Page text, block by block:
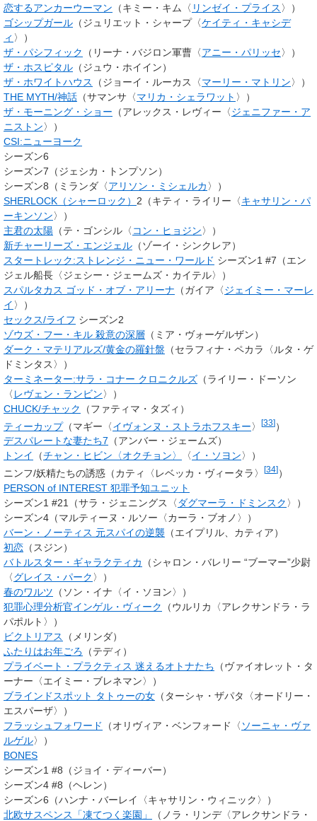
恋するアンカーウーマン （キミー・キム〈 リンゼイ・プライス 〉）
ゴシップガール （ジュリエット・シャープ〈ケイティ・キャシデ
ィ 〉）
ザ・パシフィック
（リーナ・バジロン軍曹〈アニー・パリッセ〉）
ザ・ホスピタル （ジュウ・ホイイン）
ザ・ホワイトハウス
（ジョーイ・ルーカス〈マーリー・マトリン〉）
THE MYTH/神話 （サマンサ〈マリカ・シェラワット 〉）
ザ・モーニング・ショー （アレックス・レヴィー 〈ジェニファー・ア
ニストン〉）
CSI:ニューヨーク
シーズン6
シーズン7（ジェシカ・トンプソン）
シーズン8（ミランダ〈アリソン・ミシェルカ 〉）
SHERLOCK（シャーロック） 2（キティ・ライリー〈キャサリン・パ
ーキンソン〉）
主君の太陽 （テ・ゴンシル〈 コン・ヒョジン〉）
新チャーリーズ・エンジェル （ゾーイ・シンクレア）
スタートレック:ストレンジ・ニュー・ワールド シーズン1 #7（エン
ジェル船長〈ジェシー・ジェームズ・カイテル〉）
スパルタカス ゴッド・オブ・アリーナ （ガイア〈ジェイミー・マーレ
イ 〉）
セックス/ライフ シーズン2
ゾウズ・フー・キル 殺意の深層 （ミア・ヴォーゲルザン）
ダーク・マテリアルズ/黄金の羅針盤 （セラフィナ・ペカラ〈ルタ・ゲ
ドミンタス〉）
ターミネーター:サラ・コナー クロニクルズ （ライリー・ドーソン
〈 レヴェン・ランビン〉）
CHUCK/チャック
（ファティマ・タズィ）
ティーカップ（マギー 〈イヴォンヌ・ストラホフスキー〉 [33]）
デスパレートな妻たち7 （アンバー・ジェームズ）
トンイ
（チャン・ヒビン〈オクチョン〉 〈イ・ソヨン〉）
ニンフ/妖精たちの誘惑（カティ〈レベッカ・ヴィータラ〉
[34] ）
PERSON of INTEREST 犯罪予知ユニット
シーズン1 #21（サラ・ジェニングス〈 ダグマーラ・ドミンスク 〉）
シーズン4（マルティーヌ・ルソー〈カーラ・ブオノ〉）
バーン・ノーティス 元スパイの逆襲 （エイプリル、カティア）
初恋 （スジン）
バトルスター・ギャラクティカ
（シャロン・バレリー “ブーマー”少尉
〈グレイス・パーク 〉）
春のワルツ （ソン・イナ〈イ・ソヨン〉）
犯罪心理分析官インゲル・ヴィーク
（ウルリカ〈アレクサンドラ・ラ
パポルト〉）
ビクトリアス
（メリンダ）
ふたりはお年ごろ
（テディ）
プライベート・プラクティス 迷えるオトナたち （ヴァイオレット・タ
ーナー 〈エイミー・ブレネマン〉）
ブラインドスポット タトゥーの女 （ターシャ・ザパタ〈オードリー・
エスパーザ〉）
フラッシュフォワード
（オリヴィア・ベンフォード〈 ソーニャ・ヴァ
ルゲル〉）
BONES
シーズン1 #8（ジョイ・ディーバー）
シーズン4 #8（ヘレン）
シーズン6（ハンナ・バーレイ〈キャサリン・ウィニック〉）
北欧サスペンス「凍てつく楽園」
（ノラ・リンデ〈アレクサンドラ・